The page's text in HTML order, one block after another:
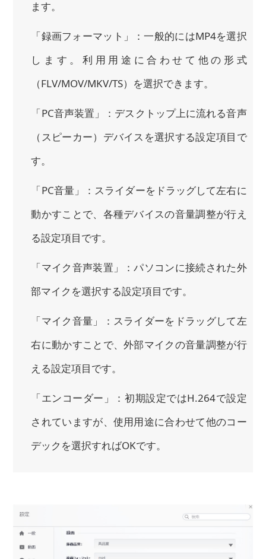
ます。
「録画フォーマット」：一般的にはMP4を選択
します。利用用途に合わせて他の形式
（FLV/MOV/MKV/TS）を選択できます。
「PC音声装置」：デスクトップ上に流れる音声
（スピーカー）デバイスを選択する設定項目で
す。
「PC音量」：スライダーをドラッグして左右に
動かすことで、各種デバイスの音量調整が行え
る設定項目です。
「マイク音声装置」：パソコンに接続された外
部マイクを選択する設定項目です。
「マイク音量」：スライダーをドラッグして左
右に動かすことで、外部マイクの音量調整が行
える設定項目です。
「エンコーダー」：初期設定ではH.264で設定
されていますが、使用用途に合わせて他のコー
デックを選択すればOKです。